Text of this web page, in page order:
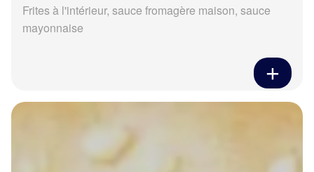
Frites à l'intérieur, sauce fromagère maison, sauce
mayonnaise